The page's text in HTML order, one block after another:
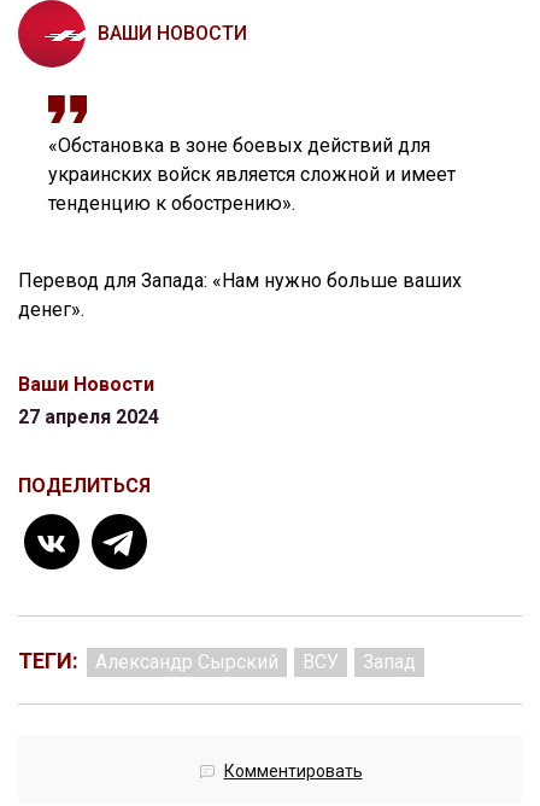
ВАШИ НОВОСТИ
«Обстановка в зоне боевых действий для
украинских войск является сложной и имеет
тенденцию к обострению».
Перевод для Запада: «Нам нужно больше ваших
денег».
Ваши Новости
27 апреля 2024
ПОДЕЛИТЬСЯ
ТЕГИ: Александр Сырский ВСУ Запад
Комментировать